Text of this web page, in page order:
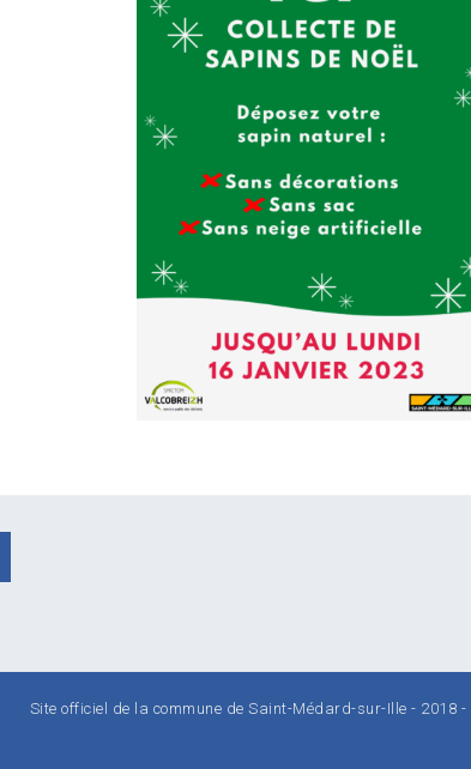
Site officiel de la commune de Saint-Médard-sur-Ille - 2018 -